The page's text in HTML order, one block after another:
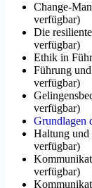
Change-
verfügbar)
Die
verfügbar)
Ethik in
Führung
verfügbar)
verfügbar)
Grundlagen
Haltung und
verfügbar)
verfügbar)